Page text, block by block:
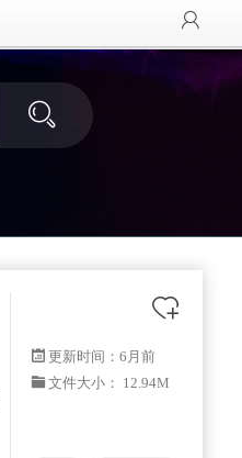
更新时间： 6月前
文件大小： 12.94M